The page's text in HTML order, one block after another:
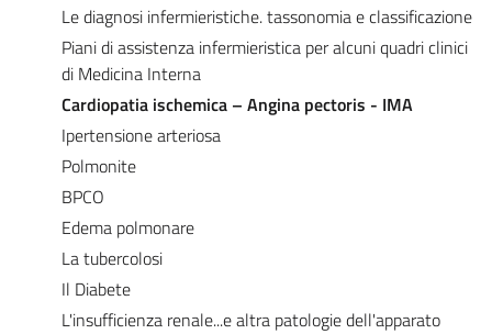
Le diagnosi infermieristiche. tassonomia e classificazione
Piani di assistenza infermieristica per alcuni quadri clinici
di Medicina Interna
Cardiopatia ischemica – Angina pectoris - IMA
Ipertensione arteriosa
Polmonite
BPCO
Edema polmonare
La tubercolosi
Il Diabete
L'insufficienza renale...e altra patologie dell'apparato